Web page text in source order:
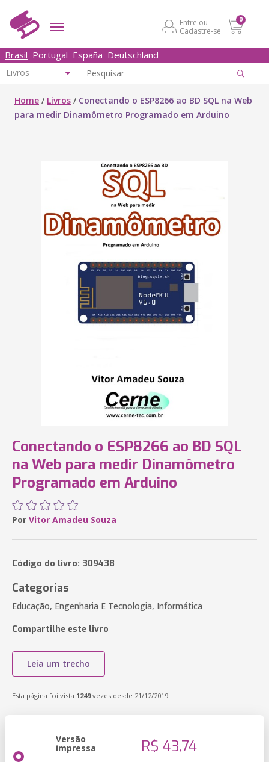
Entre ou
Cadastre-se
0
Brasil Portugal España Deutschland
Home / Livros / Conectando o ESP8266 ao BD SQL na Web
para medir Dinamômetro Programado em Arduino
Conectando o ESP8266 ao BD SQL
na Web para medir Dinamômetro
Programado em Arduino
Por Vitor Amadeu Souza
Código do livro: 309438
Categorias
Educação, Engenharia E Tecnologia, Informática
Compartilhe este livro
Leia um trecho
Esta página foi vista 1249vezes desde 21/12/2019
Versão
impressa R$ 43,74